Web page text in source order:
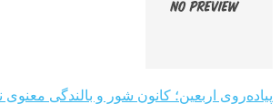
پیاده‌روی اربعین؛ کانون شور و بالندگی معنوی